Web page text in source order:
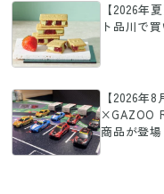
【2026年
ト品川で
【2026年
×GAZOO
商品が登場